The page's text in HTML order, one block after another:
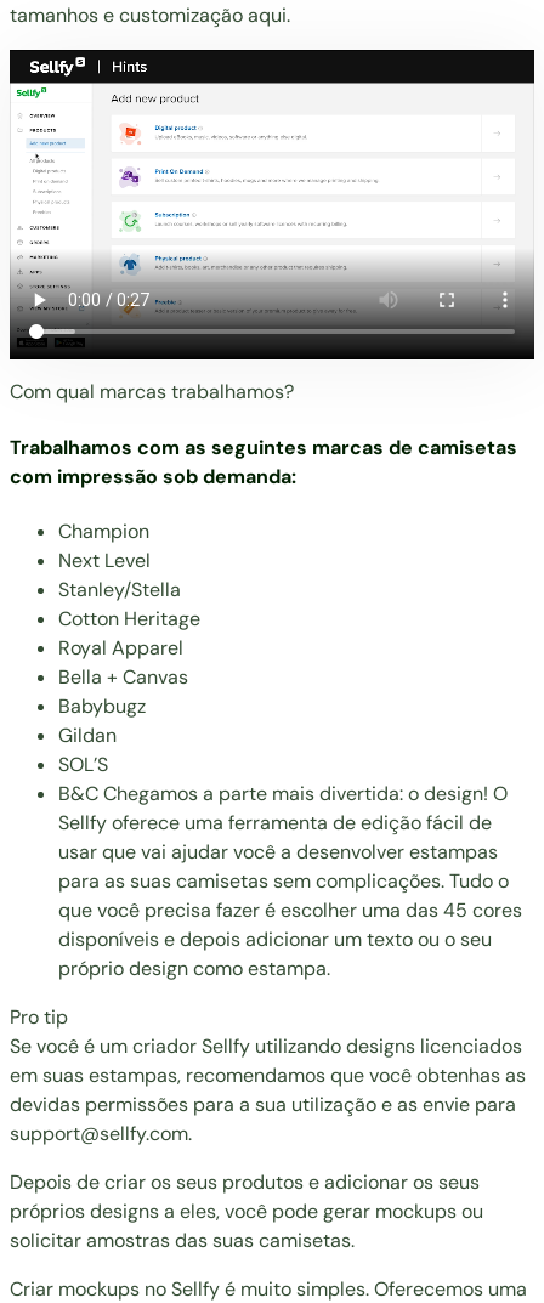
tamanhos e customizaçãoaqui.
Com qual marcas trabalhamos?
Trabalhamos com as seguintes marcas de camisetas
com impressão sob demanda:
Champion
Next Level
Stanley/Stella
Cotton Heritage
Royal Apparel
Bella + Canvas
Babybugz
Gildan
SOL’S
B&C Chegamos a parte mais divertida: o design! O
Sellfy oferece uma ferramenta de edição fácil de
usar que vai ajudar você a desenvolver estampas
para as suas camisetas sem complicações. Tudo o
que você precisa fazer é escolher uma das 45 cores
disponíveis e depois adicionar um texto ou o seu
próprio design como estampa.
Pro tip
Se você é um criador Sellfy utilizando designs licenciados
em suas estampas, recomendamos que você obtenhas as
devidas permissões para a sua utilização e as envie para
support@sellfy.com.
Depois de criar os seus produtos e adicionar os seus
próprios designs a eles, você pode gerar mockups ou
solicitar amostras das suas camisetas.
Criar mockups no Sellfy é muito simples. Oferecemos uma